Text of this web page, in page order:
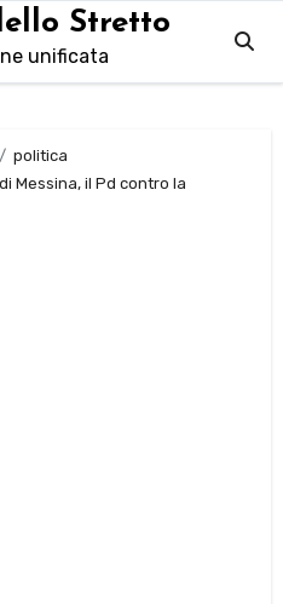
Stretto
unificata
politica
Messina, il Pd contro la